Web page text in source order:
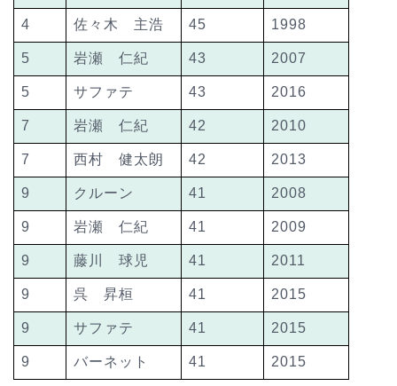
4 佐々木 主浩 45 1998
5 岩瀬 仁紀 43 2007
5 サファテ 43 2016
7 岩瀬 仁紀 42 2010
7 西村 健太朗 42 2013
9 クルーン 41 2008
9 岩瀬 仁紀 41 2009
9 藤川 球児 41 2011
9 呉 昇桓 41 2015
9 サファテ 41 2015
9 バーネット 41 2015